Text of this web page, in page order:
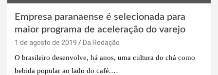
Empresa paranaense é selecionada para
maior programa de aceleração do varejo
1 de agosto de 2019
Da Redação
O brasileiro desenvolve, há anos, uma cultura do chá como
bebida popular ao lado do café.…